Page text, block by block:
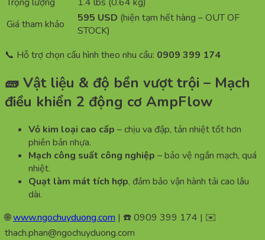
Giá tham khảo
595 USD (hiện tạm hết hàng – OUT OF
STOCK)
📞 Hỗ trợ chọn cấu hình theo nhu cầu: 0909 399 174
🧱 Vật liệu & độ bền vượt trội – Mạch
điều khiển 2 động cơ AmpFlow
Vỏ kim loại cao cấp – chịu va đập, tản nhiệt tốt hơn
phiên bản nhựa.
Mạch công suất công nghiệp – bảo vệ ngắn mạch, quá
nhiệt.
Quạt làm mát tích hợp, đảm bảo vận hành tải cao lâu
dài.
🌐www.ngochuyduong.com | ☎️ 0909 399 174 | ✉️
thach.phan@ngochuyduong.com